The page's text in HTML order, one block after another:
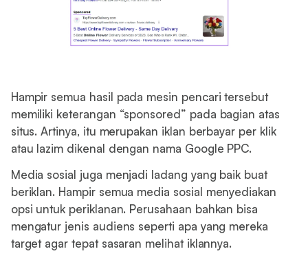
Hampir semua hasil pada mesin pencari tersebut
memiliki keterangan “sponsored” pada bagian atas
situs. Artinya, itu merupakan iklan berbayar per klik
atau lazim dikenal dengan nama Google PPC.
Media sosial juga menjadi ladang yang baik buat
beriklan. Hampir semua media sosial menyediakan
opsi untuk periklanan. Perusahaan bahkan bisa
mengatur jenis audiens seperti apa yang mereka
target agar tepat sasaran melihat iklannya.